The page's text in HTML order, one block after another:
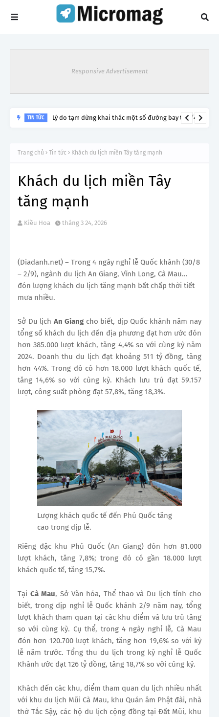
Responsive Advertisement
TIN TỨC Lý do tạm dừng khai thác một số đường bay từ 1/4
Trang chủ Tin tức Khách du lịch miền Tây tăng mạnh
Khách du lịch miền Tây
tăng mạnh
Kiều Hoa tháng 3 24, 2026
(Diadanh.net) – Trong 4 ngày nghỉ lễ Quốc khánh (30/8
– 2/9), ngành du lịch An Giang, Vĩnh Long, Cà Mau…
đón lượng khách du lịch tăng mạnh bất chấp thời tiết
mưa nhiều.
Sở Du lịch An Giang cho biết, dịp Quốc khánh năm nay
tổng số khách du lịch đến địa phương đạt hơn ước đón
hơn 385.000 lượt khách, tăng 4,4% so với cùng kỳ năm
2024. Doanh thu du lịch đạt khoảng 511 tỷ đồng, tăng
hơn 44%. Trong đó có hơn 18.000 lượt khách quốc tế,
tăng 14,6% so với cùng kỳ. Khách lưu trú đạt 59.157
lượt, công suất phòng đạt 57,8%, tăng 18,3%.
Lượng khách quốc tế đến Phú Quốc tăng
cao trong dịp lễ.
Riêng đặc khu Phú Quốc (An Giang) đón hơn 81.000
lượt khách, tăng 7,8%; trong đó có gần 18.000 lượt
khách quốc tế, tăng 15,7%.
Tại Cà Mau, Sở Văn hóa, Thể thao và Du lịch tỉnh cho
biết, trong dịp nghỉ lễ Quốc khánh 2/9 năm nay, tổng
lượt khách tham quan tại các khu điểm và lưu trú tăng
so với cùng kỳ. Cụ thể, trong 4 ngày nghỉ lễ, Cà Mau
đón hơn 120.700 lượt khách, tăng hơn 19,6% so với kỳ
lễ năm trước. Tổng thu du lịch trong kỳ nghỉ lễ Quốc
Khánh ước đạt 126 tỷ đồng, tăng 18,7% so với cùng kỳ.
Khách đến các khu, điểm tham quan du lịch nhiều nhất
với khu du lịch Mũi Cà Mau, khu Quán âm Phật đài, nhà
thờ Tắc Sậy, các hộ du lịch cộng đồng tại Đất Mũi, khu